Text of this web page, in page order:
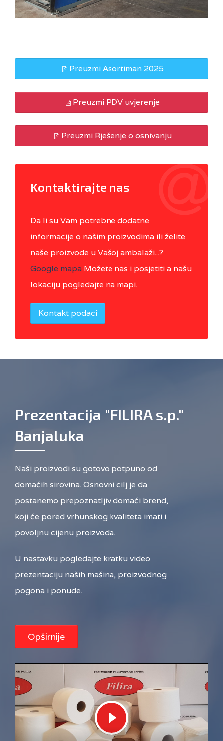
Preuzmi Asortiman 2025
Preuzmi PDV uvjerenje
Preuzmi Rješenje o osnivanju
Kontaktirajte nas
Da li su Vam potrebne dodatne
informacije o našim proizvodima ili želite
naše proizvode u Vašoj ambalaži...?
Google mapa Možete nas i posjetiti a našu
lokaciju pogledajte na mapi.
Kontakt podaci
Prezentacija "FILIRA s.p."
Banjaluka
Naši proizvodi su gotovo potpuno od
domaćih sirovina. Osnovni cilj je da
postanemo prepoznatljiv domaći brend,
koji će pored vrhunskog kvaliteta imati i
povoljnu cijenu proizvoda.
U nastavku pogledajte kratku video
prezentaciju naših mašina, proizvodnog
pogona i ponude.
Opširnije
Play